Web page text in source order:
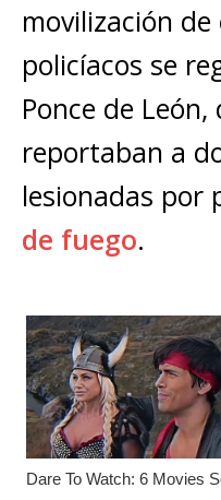
A
p
p
b
o
o
k
n
g
e
r
p
ar
ti
r
movilización
policíacos se
Ponce de
reportaban a
lesionadas por
de fuego.